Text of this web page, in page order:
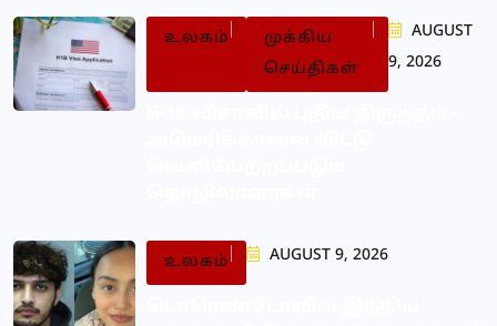
உலகம்
முக்கிய
செய்திகள்
AUGUST
9, 2026
உலகம் AUGUST 9, 2026